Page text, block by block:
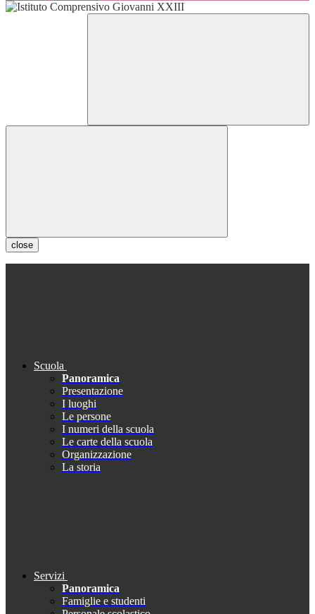
close
Scuola
Panoramica
Presentazione
I luoghi
Le persone
I numeri della scuola
Le carte della scuola
Organizzazione
La storia
Servizi
Panoramica
Famiglie e studenti